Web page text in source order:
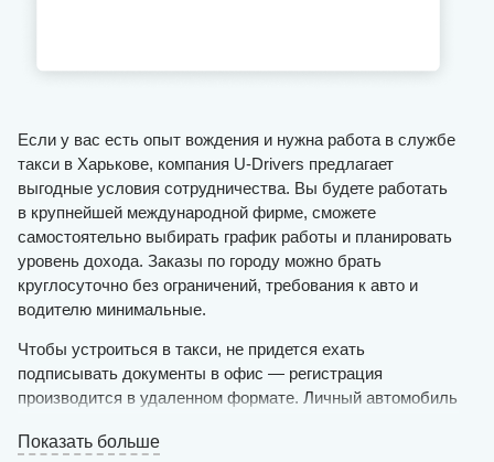
Если у вас есть опыт вождения и нужна работа в службе
такси в Харькове, компания U-Drivers предлагает
выгодные условия сотрудничества. Вы будете работать
в крупнейшей международной фирме, сможете
самостоятельно выбирать график работы и планировать
уровень дохода. Заказы по городу можно брать
круглосуточно без ограничений, требования к авто и
водителю минимальные.
Чтобы устроиться в такси, не придется ехать
подписывать документы в офис — регистрация
производится в удаленном формате. Личный автомобиль
старше 1998 года, с чистым салоном и в исправном тех.
Показать больше